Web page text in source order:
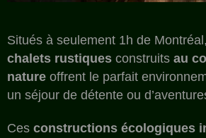
Situés à seulement 1h de
chalets rustiques construits au
nature offrent le parfait
un séjour de détente ou
Ces constructions écologiques